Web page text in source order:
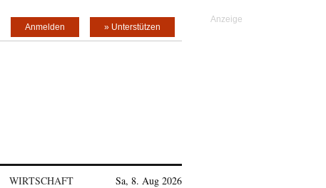
» Unterstützen
Anmelden
WIRTSCHAFT Sa, 8. Aug 2026